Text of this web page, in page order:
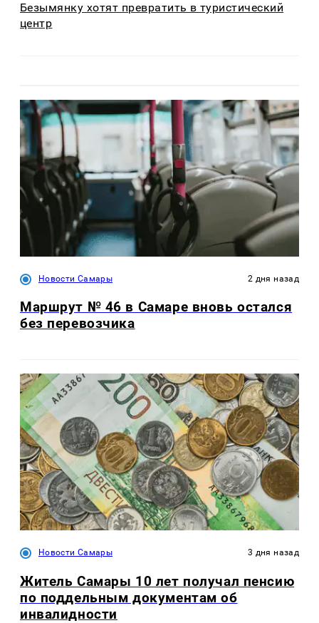
Безымянку хотят превратить в туристический
центр
Новости Самары 2 дня назад
Маршрут № 46 в Самаре вновь остался
без перевозчика
Новости Самары 3 дня назад
Житель Самары 10 лет получал пенсию
по поддельным документам об
инвалидности